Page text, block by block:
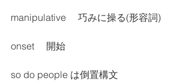
manipulative     巧みに操る(形容詞)
onset     開始
so do people は倒置構文